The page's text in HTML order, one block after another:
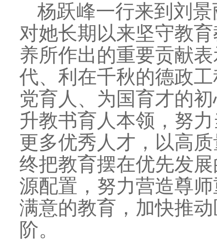
杨跃峰一行来到刘
对她长期以来坚守教
养所作出的重要贡献
代、利在千秋的德政
党育人、为国育才的
升教书育人本领，努
更多优秀人才，以高
终把教育摆在优先发
源配置，努力营造尊
满意的教育，加快推
阶。